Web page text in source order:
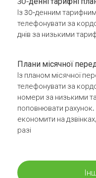
Із 30-денним
телефонувати за
днів за низькими
Плани місячної
Із планом місячної
телефонувати за
номери за низькими
поповнювати
економити на
разі